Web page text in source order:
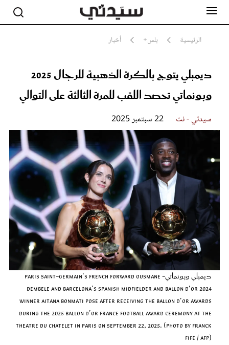
الرئيسية بلس+ أخبار
ديمبلي يتوج بالكرة الذهبية للرجال 2025
وبونماتي تحصد اللقب للمرة الثالثة على التوالي
سيدتي - نت 22 سبتمبر 2025
ديمبلي وبونماتي- Paris Saint-Germain's French forward Ousmane
Dembele and Barcelona's Spanish midfielder and Ballon d’Or 2024
winner Aitana Bonmati pose after receiving the Ballon d'Or awards
during the 2025 Ballon d'Or France Football award ceremony at the
Theatre du Chatelet in Paris on September 22, 2025. (Photo by Franck
FIFE / AFP)
مشاهير
أناقة
جمال
سيدتي وطفلك
لايف ستايل
مطبخ سيدتي
مقالات الرأي
ستايل
تقارير
عروس سيدتي